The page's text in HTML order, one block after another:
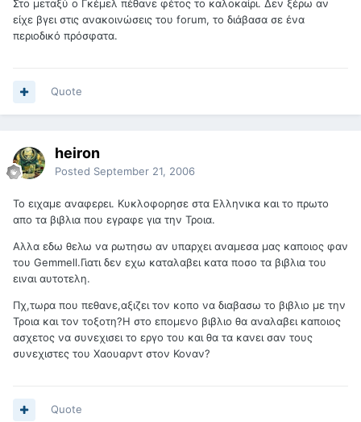
Στο μεταξύ ο Γκέμελ πέθανε φέτος το καλοκαίρι. Δεν ξέρω αν
είχε βγει στις ανακοινώσεις του forum, το διάβασα σε ένα
περιοδικό πρόσφατα.
Quote
heiron
Posted September 21, 2006
Το ειχαμε αναφερει. Κυκλοφορησε στα Ελληνικα και το πρωτο
απο τα βιβλια που εγραφε για την Τροια.
Αλλα εδω θελω να ρωτησω αν υπαρχει αναμεσα μας καποιος φαν
του Gemmell.Γιατι δεν εχω καταλαβει κατα ποσο τα βιβλια του
ειναι αυτοτελη.
Πχ,τωρα που πεθανε,αξιζει τον κοπο να διαβασω το βιβλιο με την
Τροια και τον τοξοτη?Η στο επομενο βιβλιο θα αναλαβει καποιος
ασχετος να συνεχισει το εργο του και θα τα κανει σαν τους
συνεχιστες του Χαουαρντ στον Κοναν?
Quote